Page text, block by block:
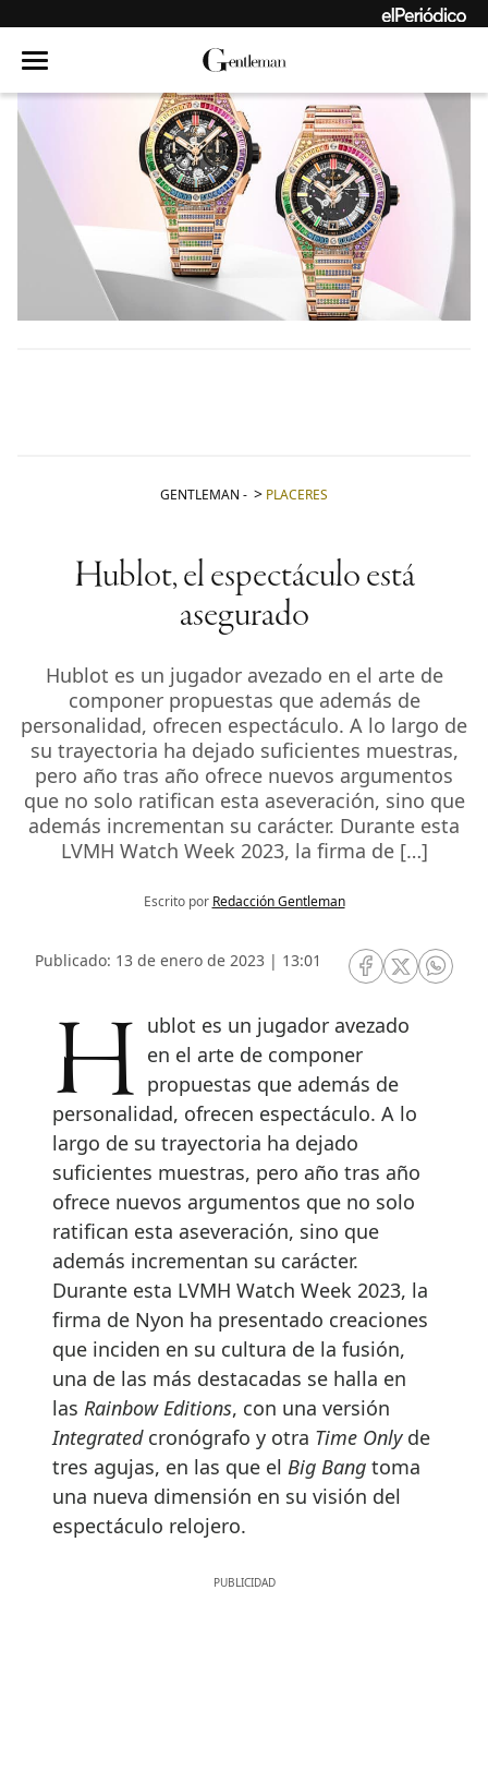
GENTLEMAN - PLACERES
Hublot, el espectáculo está
asegurado
Hublot es un jugador avezado en el arte de
componer propuestas que además de
personalidad, ofrecen espectáculo. A lo largo de
su trayectoria ha dejado suficientes muestras,
pero año tras año ofrece nuevos argumentos
que no solo ratifican esta aseveración, sino que
además incrementan su carácter. Durante esta
LVMH Watch Week 2023, la firma de […]
Escrito por Redacción Gentleman
Publicado: 13 de enero de 2023 | 13:01
RRSS Facebook
RRSSRRSS
Hublot es un jugador avezado en el arte de componer
propuestas que además de
personalidad, ofrecen espectáculo. A lo
largo de su trayectoria ha dejado
suficientes muestras, pero año tras año
ofrece nuevos argumentos que no solo
ratifican esta aseveración, sino que
además incrementan su carácter.
Durante esta LVMH Watch Week 2023, la
firma de Nyon ha presentado creaciones
que inciden en su cultura de la fusión,
una de las más destacadas se halla en
las Rainbow Editions, con una versión
Integrated cronógrafo y otra Time Onlyde
tres agujas, en las que el Big Bang toma
una nueva dimensión en su visión del
espectáculo relojero.